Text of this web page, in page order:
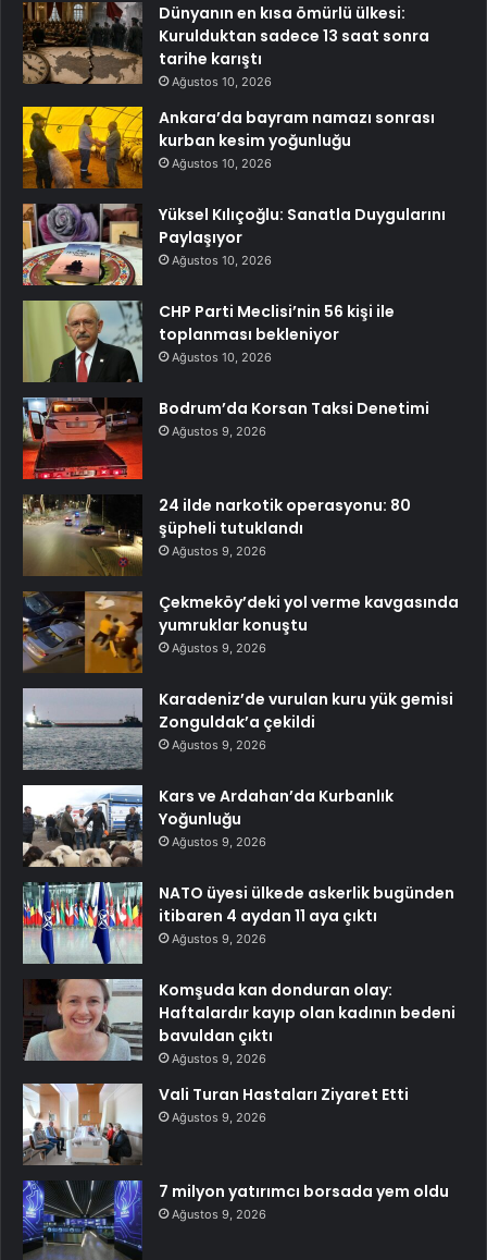
Dünyanın en kısa ömürlü ülkesi:
Kurulduktan sadece 13 saat sonra
tarihe karıştı
Ağustos 10, 2026
Ankara’da bayram namazı sonrası
kurban kesim yoğunluğu
Ağustos 10, 2026
Yüksel Kılıçoğlu: Sanatla Duygularını
Paylaşıyor
Ağustos 10, 2026
CHP Parti Meclisi’nin 56 kişi ile
toplanması bekleniyor
Ağustos 10, 2026
Bodrum’da Korsan Taksi Denetimi
Ağustos 9, 2026
24 ilde narkotik operasyonu: 80
şüpheli tutuklandı
Ağustos 9, 2026
Çekmeköy’deki yol verme kavgasında
yumruklar konuştu
Ağustos 9, 2026
Karadeniz’de vurulan kuru yük gemisi
Zonguldak’a çekildi
Ağustos 9, 2026
Kars ve Ardahan’da Kurbanlık
Yoğunluğu
Ağustos 9, 2026
NATO üyesi ülkede askerlik bugünden
itibaren 4 aydan 11 aya çıktı
Ağustos 9, 2026
Komşuda kan donduran olay:
Haftalardır kayıp olan kadının bedeni
bavuldan çıktı
Ağustos 9, 2026
Vali Turan Hastaları Ziyaret Etti
Ağustos 9, 2026
7 milyon yatırımcı borsada yem oldu
Ağustos 9, 2026